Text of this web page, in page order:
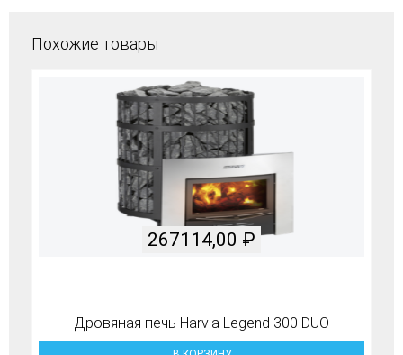
Похожие товары
Дровяная печь Harvia Legend 300 DUO
267114,00 ₽